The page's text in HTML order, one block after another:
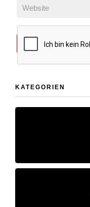
KATEGORIEN